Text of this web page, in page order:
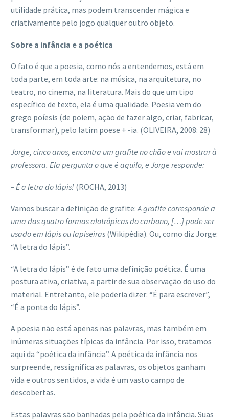
utilidade prática, mas podem transcender mágica e
criativamente pelo jogo qualquer outro objeto.
Sobre a infância e a poética
O fato é que a poesia, como nós a entendemos, está em
toda parte, em toda arte: na música, na arquitetura, no
teatro, no cinema, na literatura. Mais do que um tipo
específico de texto, ela é uma qualidade. Poesia vem do
grego poíesis (de poiem, ação de fazer algo, criar, fabricar,
transformar), pelo latim poese + -ia. (OLIVEIRA, 2008: 28)
Jorge, cinco anos, encontra um grafite no chão e vai mostrar à
professora. Ela pergunta o que é aquilo, e Jorge responde:
– É a letra do lápis! (ROCHA, 2013)
Vamos buscar a definição de grafite:A grafite corresponde a
uma das quatro formas alotrópicas do carbono, […] pode ser
usado em lápis ou lapiseiras (Wikipédia). Ou, como diz Jorge:
“A letra do lápis”.
“A letra do lápis” é de fato uma definição poética. É uma
postura ativa, criativa, a partir de sua observação do uso do
material. Entretanto, ele poderia dizer: “É para escrever”,
“É a ponta do lápis”.
A poesia não está apenas nas palavras, mas também em
inúmeras situações típicas da infância. Por isso, tratamos
aqui da “poética da infância”. A poética da infância nos
surpreende, ressignifica as palavras, os objetos ganham
vida e outros sentidos, a vida é um vasto campo de
descobertas.
Estas palavras são banhadas pela poética da infância. Suas